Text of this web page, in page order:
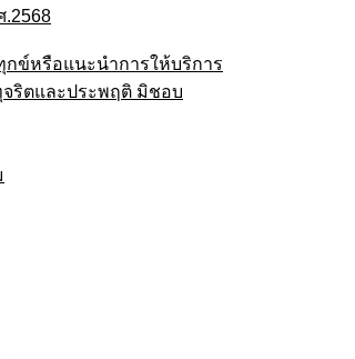
กข์หรือแนะนำการให้บริการ
จริตและประพฤติ มิชอบ